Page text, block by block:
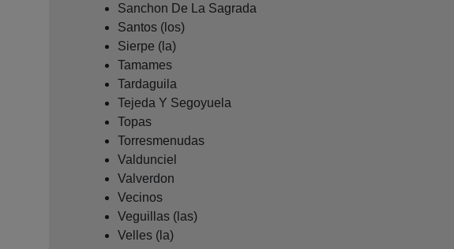
Sanchon De La Sagrada
Santos (los)
Sierpe (la)
Tamames
Tardaguila
Tejeda Y Segoyuela
Topas
Torresmenudas
Valdunciel
Valverdon
Vecinos
Veguillas (las)
Velles (la)